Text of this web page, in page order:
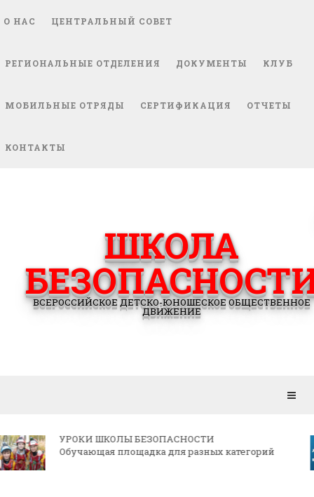
О НАС ЦЕНТРАЛЬНЫЙ СОВЕТ
РЕГИОНАЛЬНЫЕ ОТДЕЛЕНИЯ ДОКУМЕНТЫ КЛУБ
МОБИЛЬНЫЕ ОТРЯДЫ СЕРТИФИКАЦИЯ ОТЧЕТЫ
КОНТАКТЫ
ШКОЛА
ВСЕРОССИЙСКОЕ ДЕТСКО-ЮНОШЕСКОЕ ОБЩЕСТВЕННОЕ
ДВИЖЕНИЕ
КОРРЕСПОНДЕНЦИЯ РЕГИОНАЛЬНЫМ
ОТДЕЛЕНИЯМ